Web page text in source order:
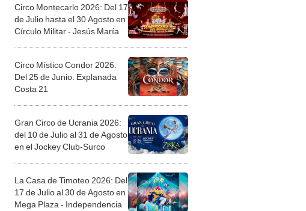
Circo Montecarlo 2026: Del 17
de Julio hasta el 30 Agosto en
Círculo Militar - Jesús María
Circo Místico Condor 2026:
Del 25 de Junio. Explanada
Costa 21
Gran Circo de Ucrania 2026:
del 10 de Julio al 31 de Agosto
en el Jockey Club-Surco
La Casa de Timoteo 2026: Del
17 de Julio al 30 de Agosto en
Mega Plaza - Independencia